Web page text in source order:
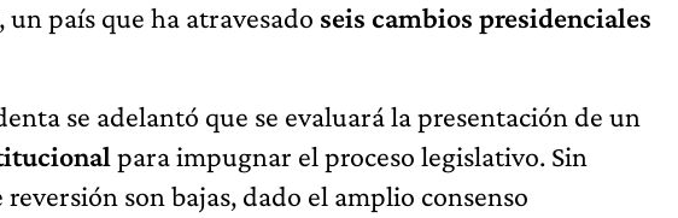
país que ha atravesado seis cambios presidenciales
se adelantó que se evaluará la presentación de un
para impugnar el proceso legislativo. Sin
son bajas, dado el amplio consenso